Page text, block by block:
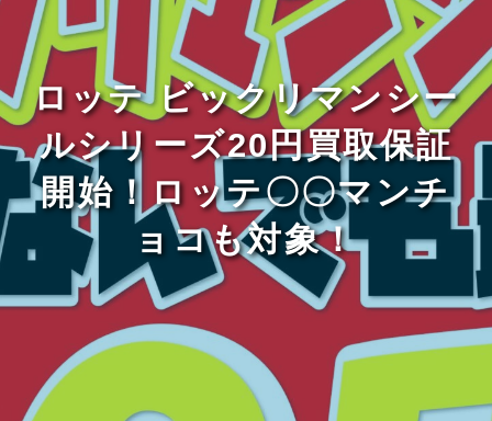
ロッテ ビックリマンシー
ルシリーズ20円買取保証
開始！ロッテ〇〇マンチ
ョコも対象！